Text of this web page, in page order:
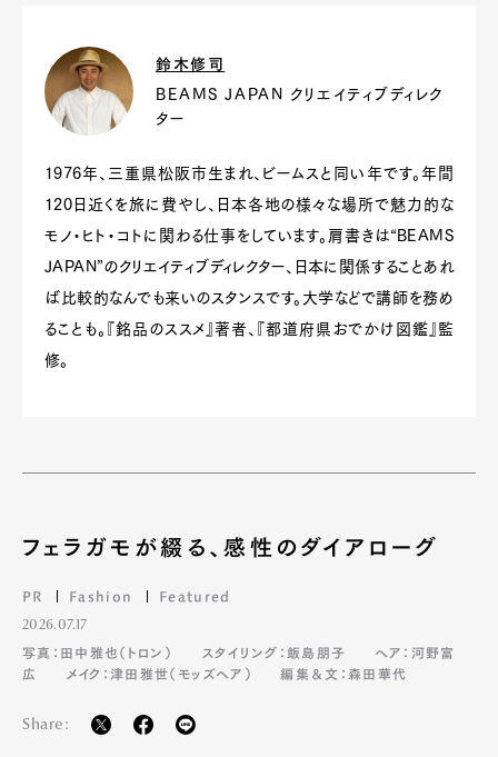
鈴木修司
BEAMS JAPAN クリエイティブディレク
ター
1976年、三重県松阪市生まれ、ビームスと同い年です。年間
120日近くを旅に費やし、日本各地の様々な場所で魅力的な
モノ・ヒト・コトに関わる仕事をしています。肩書きは“BEAMS
JAPAN”のクリエイティブディレクター、日本に関係することあれ
ば比較的なんでも来いのスタンスです。大学などで講師を務め
ることも。『銘品のススメ』著者、『都道府県おでかけ図鑑』監
修。
フェラガモが綴る、感性のダイアローグ
PR Fashion Featured
2026.07.17
写真：田中雅也（トロン）
スタイリング：飯島朋子
ヘア：河野富
広
メイク：津田雅世（モッズヘア） 編集＆文：森田華代
Share: